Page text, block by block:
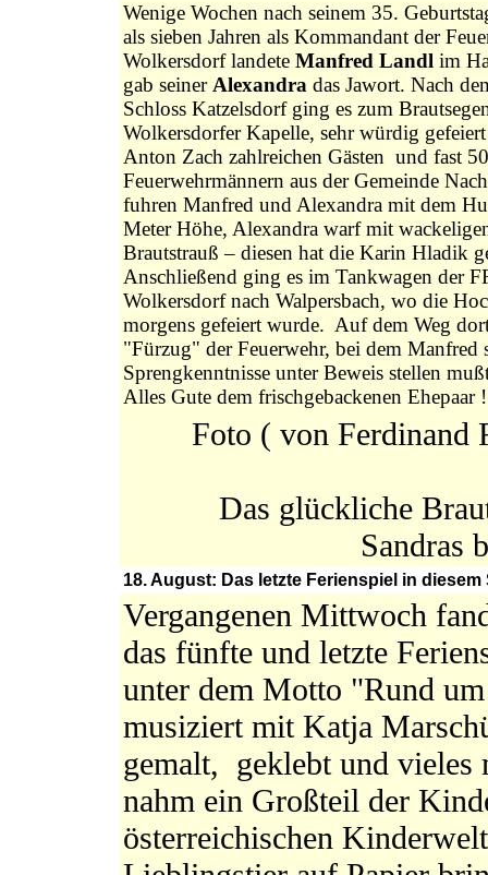
Wenige Wochen nach seinem 35.
als sieben Jahren als Kommandant der
Wolkersdorf landete Manfred Landl im
gab seiner Alexandra das Jawort. Nach
Schloss Katzelsdorfging es zum
Wolkersdorfer Kapelle, sehr würdig
Anton Zach zahlreichen Gästen und fast 50
Feuerwehrmännern aus der Gemeinde
fuhren Manfred und Alexandra mit dem
Meter Höhe, Alexandra warf mit
Brautstrauß – diesen hat die Karin Hladik
Anschließend ging es im Tankwagen der
Wolkersdorfnach Walpersbach, wo die
morgens gefeiert wurde. Auf dem Weg
"Fürzug" der Feuerwehr, bei dem Manfred
Sprengkenntnisse unter Beweis stellen
Alles Gute dem frischgebackenen Ehepaar !
Foto ( von Ferdinand
Das glückliche
Sandras
18. August: Das letzte Ferienspiel in
Vergangenen Mittwoch
das fünfte und letzte
unter dem Motto "Rund
musiziert mit Katja
gemalt, geklebt und vieles
nahm ein Großteil der
österreichischen